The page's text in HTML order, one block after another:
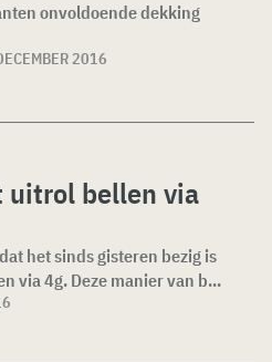
onvoldoende dekking
2016
uitrol bellen via
het sinds gisteren bezig is
via 4g. Deze manier van b...